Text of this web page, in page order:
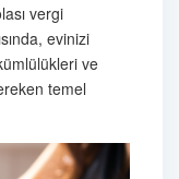
vergi
evinizi
ve
temel